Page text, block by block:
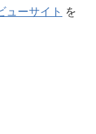
ューサイト を